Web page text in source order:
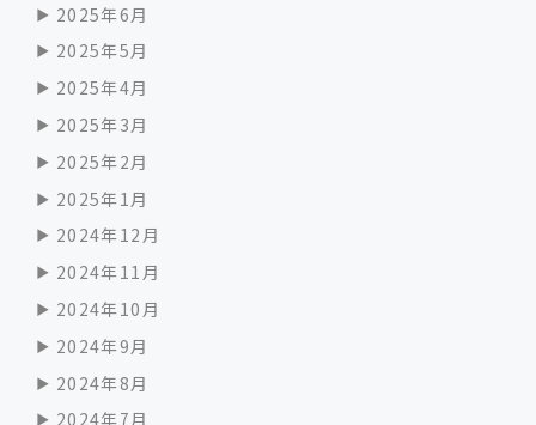
2025年6月
2025年5月
2025年4月
2025年3月
2025年2月
2025年1月
2024年12月
2024年11月
2024年10月
2024年9月
2024年8月
2024年7月